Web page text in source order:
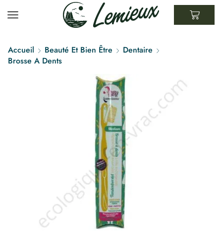
Accueil Beauté Et Bien Être
Dentaire
Brosse A Dents